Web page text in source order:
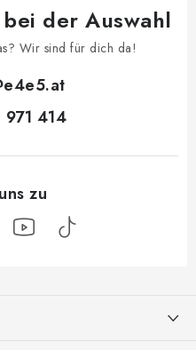
der Auswahl
Wir sind für dich da!
e4e5.at
414